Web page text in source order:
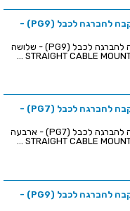
מחבר M12 לסנסור - נקבה להברגה לכבל (PG9) -
מחבר M12 לסנסור - נקבה להברגה לכבל (PG9) - שלושה
מחבר M12 לסנסור - נקבה להברגה לכבל (PG7) -
מחבר M12 לסנסור - נקבה להברגה לכבל (PG7) - ארבעה
מחבר M12 לסנסור - נקבה להברגה לכבל (PG9) -